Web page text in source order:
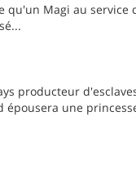
qu'un Magi au service
producteur
épousera une